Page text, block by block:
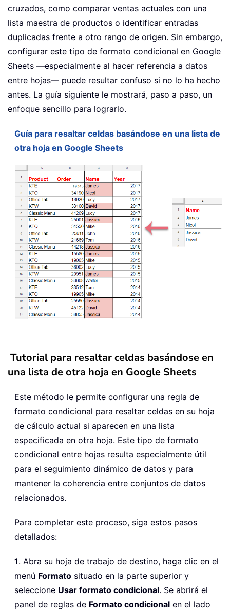
cruzados, como comparar ventas actuales con una
lista maestra de productos o identificar entradas
duplicadas frente a otro rango de origen. Sin embargo,
configurar este tipo de formato condicional en Google
Sheets —especialmente al hacer referencia a datos
entre hojas— puede resultar confuso si no lo ha hecho
antes. La guía siguiente le mostrará, paso a paso, un
enfoque sencillo para lograrlo.
Guía para resaltar celdas basándose en una lista de
otra hoja en Google Sheets
Tutorial para resaltar celdas basándose en
una lista de otra hoja en Google Sheets
Este método le permite configurar una regla de
formato condicional para resaltar celdas en su hoja
de cálculo actual si aparecen en una lista
especificada en otra hoja. Este tipo de formato
condicional entre hojas resulta especialmente útil
para el seguimiento dinámico de datos y para
mantener la coherencia entre conjuntos de datos
relacionados.
Para completar este proceso, siga estos pasos
detallados:
1. Abra su hoja de trabajo de destino, haga clic en el
menú Formato situado en la parte superior y
seleccione Usar formato condicional. Se abrirá el
panel de reglas de Formato condicional en el lado